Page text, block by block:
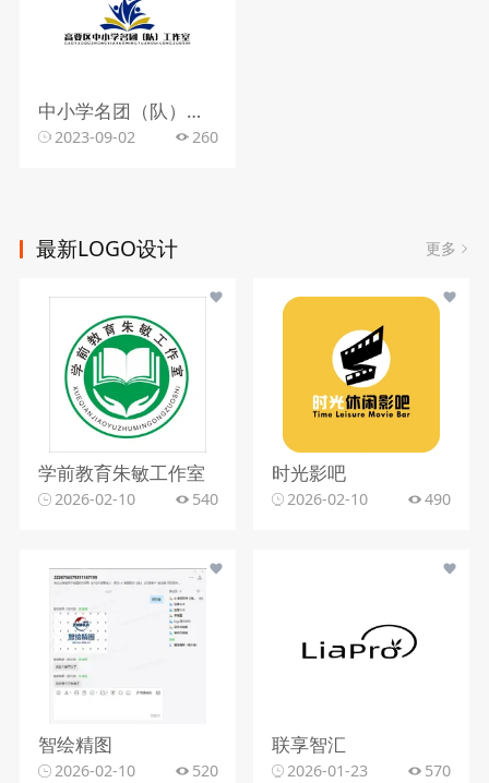
中小学名团（队）工作室
2023-09-02 260
最新LOGO设计 更多
学前教育朱敏工作室
2026-02-10 540
时光影吧
2026-02-10 490
智绘精图
2026-02-10 520
联享智汇
2026-01-23 570